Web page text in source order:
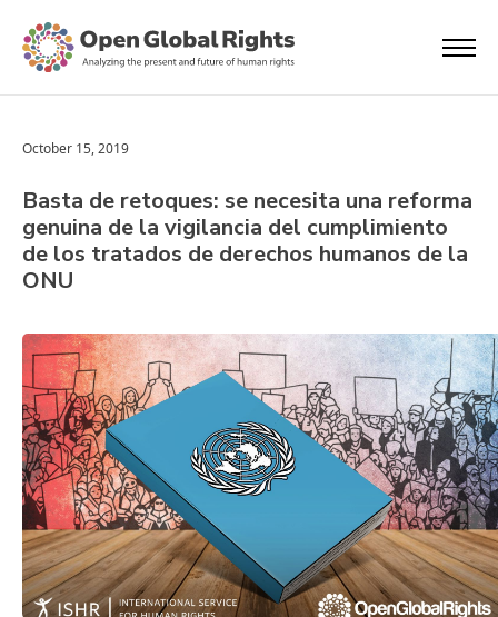
October 15, 2019
Basta de retoques: se necesita una reforma
genuina de la vigilancia del cumplimiento
de los tratados de derechos humanos de la
ONU